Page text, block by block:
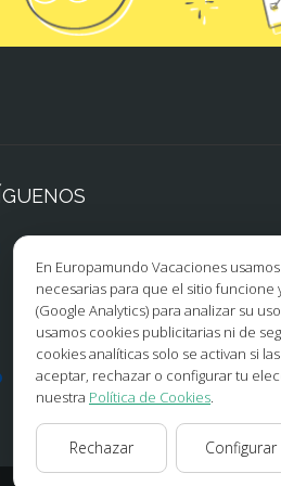
X/Twitter
Blog
Opiniones
TikTok
En Europamundo Vacaciones
necesarias para que el sitio funcione
(Google Analytics) para analizar su
usamos cookies publicitarias ni de
cookies analíticas solo se activan si
aceptar, rechazar o configurar tu
nuestra Política de Cookies.
Rechazar Configurar